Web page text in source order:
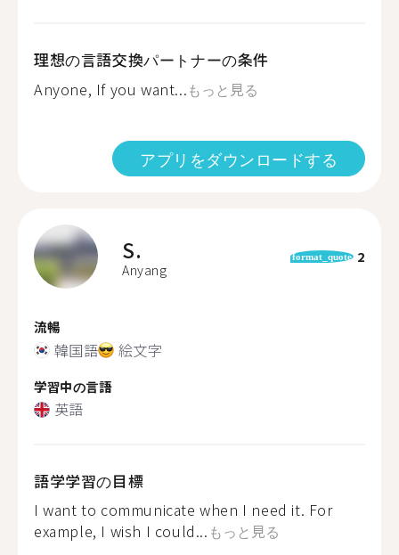
理想の言語交換パートナーの条件
Anyone, If you want...もっと見る
アプリをダウンロードする
S.
Anyang
format_quote 2
流暢
韓国語 絵文字
学習中の言語
英語
語学学習の目標
I want to communicate when I need it. For
example, I wish I could... もっと見る